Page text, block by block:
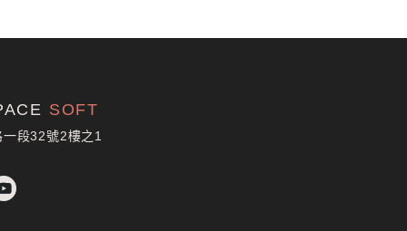
SOFT
段32號2樓之1